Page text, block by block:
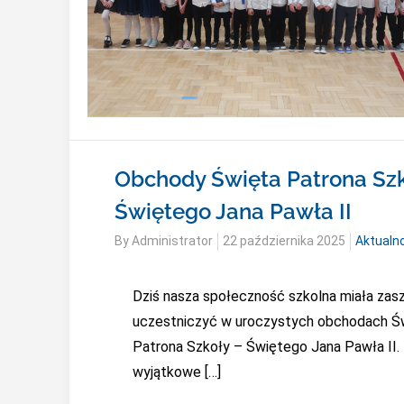
Obchody Święta Patrona
Świętego Jana Pawła II
ByAdministrator
Posted
22 października 2025
Dziś nasza społeczność szkolna miała
uczestniczyć w uroczystych obchodach
Patrona Szkoły – Świętego Jana Pawła II.
wyjątkowe […]